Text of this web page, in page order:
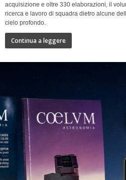
acquisizione e oltre 330 elaborazioni, il
ricerca e lavoro di squadra dietro alcune
cielo profondo.
Continua a leggere